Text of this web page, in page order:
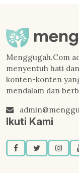
Menggugah.Com
menyentuh hati
konten-konten
mendalam dan
Ikuti Kami